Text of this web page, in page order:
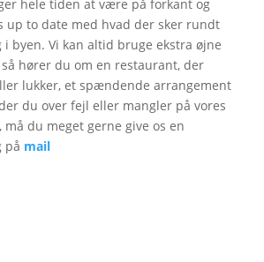
hele tiden at være på forkant og
up to date med hvad der sker rundt
i byen. Vi kan altid bruge ekstra øjne
hører du om en restaurant, der
lukker, et spændende arrangement
du over fejl eller mangler på vores
må du meget gerne give os en
på mail